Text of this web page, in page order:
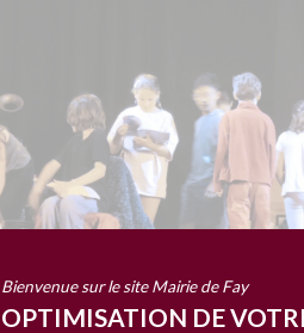
Bienvenue sur le site Mairie de Fay
OPTIMISATION DE